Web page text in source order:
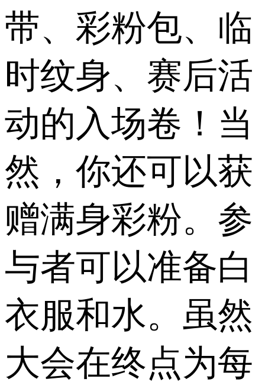
带、彩粉包、临
时纹身、赛后活
动的入场卷！当
然，你还可以获
赠满身彩粉。参
与者可以准备白
衣服和水。虽然
大会在终点为每